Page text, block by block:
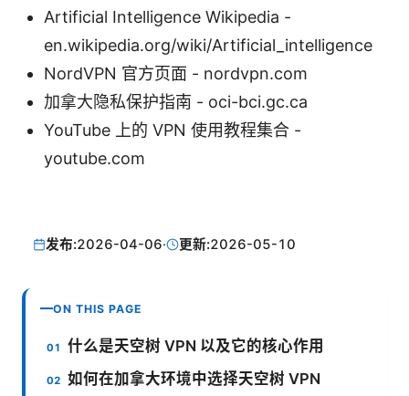
Artificial Intelligence Wikipedia -
en.wikipedia.org/wiki/Artificial_intelligence
NordVPN 官方页面 - nordvpn.com
加拿大隐私保护指南 - oci-bci.gc.ca
YouTube 上的 VPN 使用教程集合 -
youtube.com
发布:2026-04-06· 更新:2026-05-10
ON THIS PAGE
什么是天空树 VPN 以及它的核心作用
如何在加拿大环境中选择天空树 VPN